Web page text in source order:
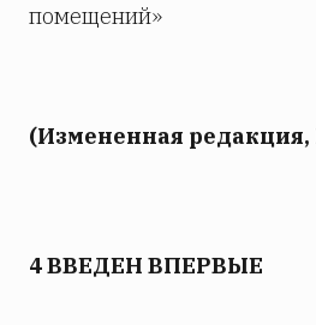
помещений»
(Измененная
4 ВВЕДЕН ВПЕРВЫЕ